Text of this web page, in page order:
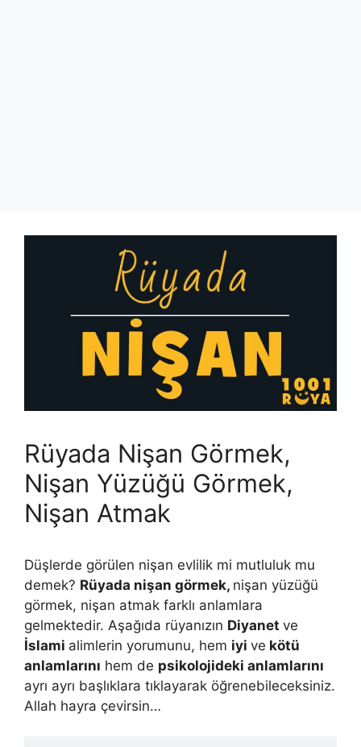
Rüyada Nişan Görmek,
Nişan Yüzüğü Görmek,
Nişan Atmak
Düşlerde görülen nişan evlilik mi mutluluk mu
demek? Rüyada nişan görmek, nişan yüzüğü
görmek, nişan atmak farklı anlamlara
gelmektedir. Aşağıda rüyanızın Diyanet ve
İslami alimlerin yorumunu, hem iyi ve kötü
anlamlarını hem de psikolojideki anlamlarını
ayrı ayrı başlıklara tıklayarak öğrenebileceksiniz.
Allah hayra çevirsin…